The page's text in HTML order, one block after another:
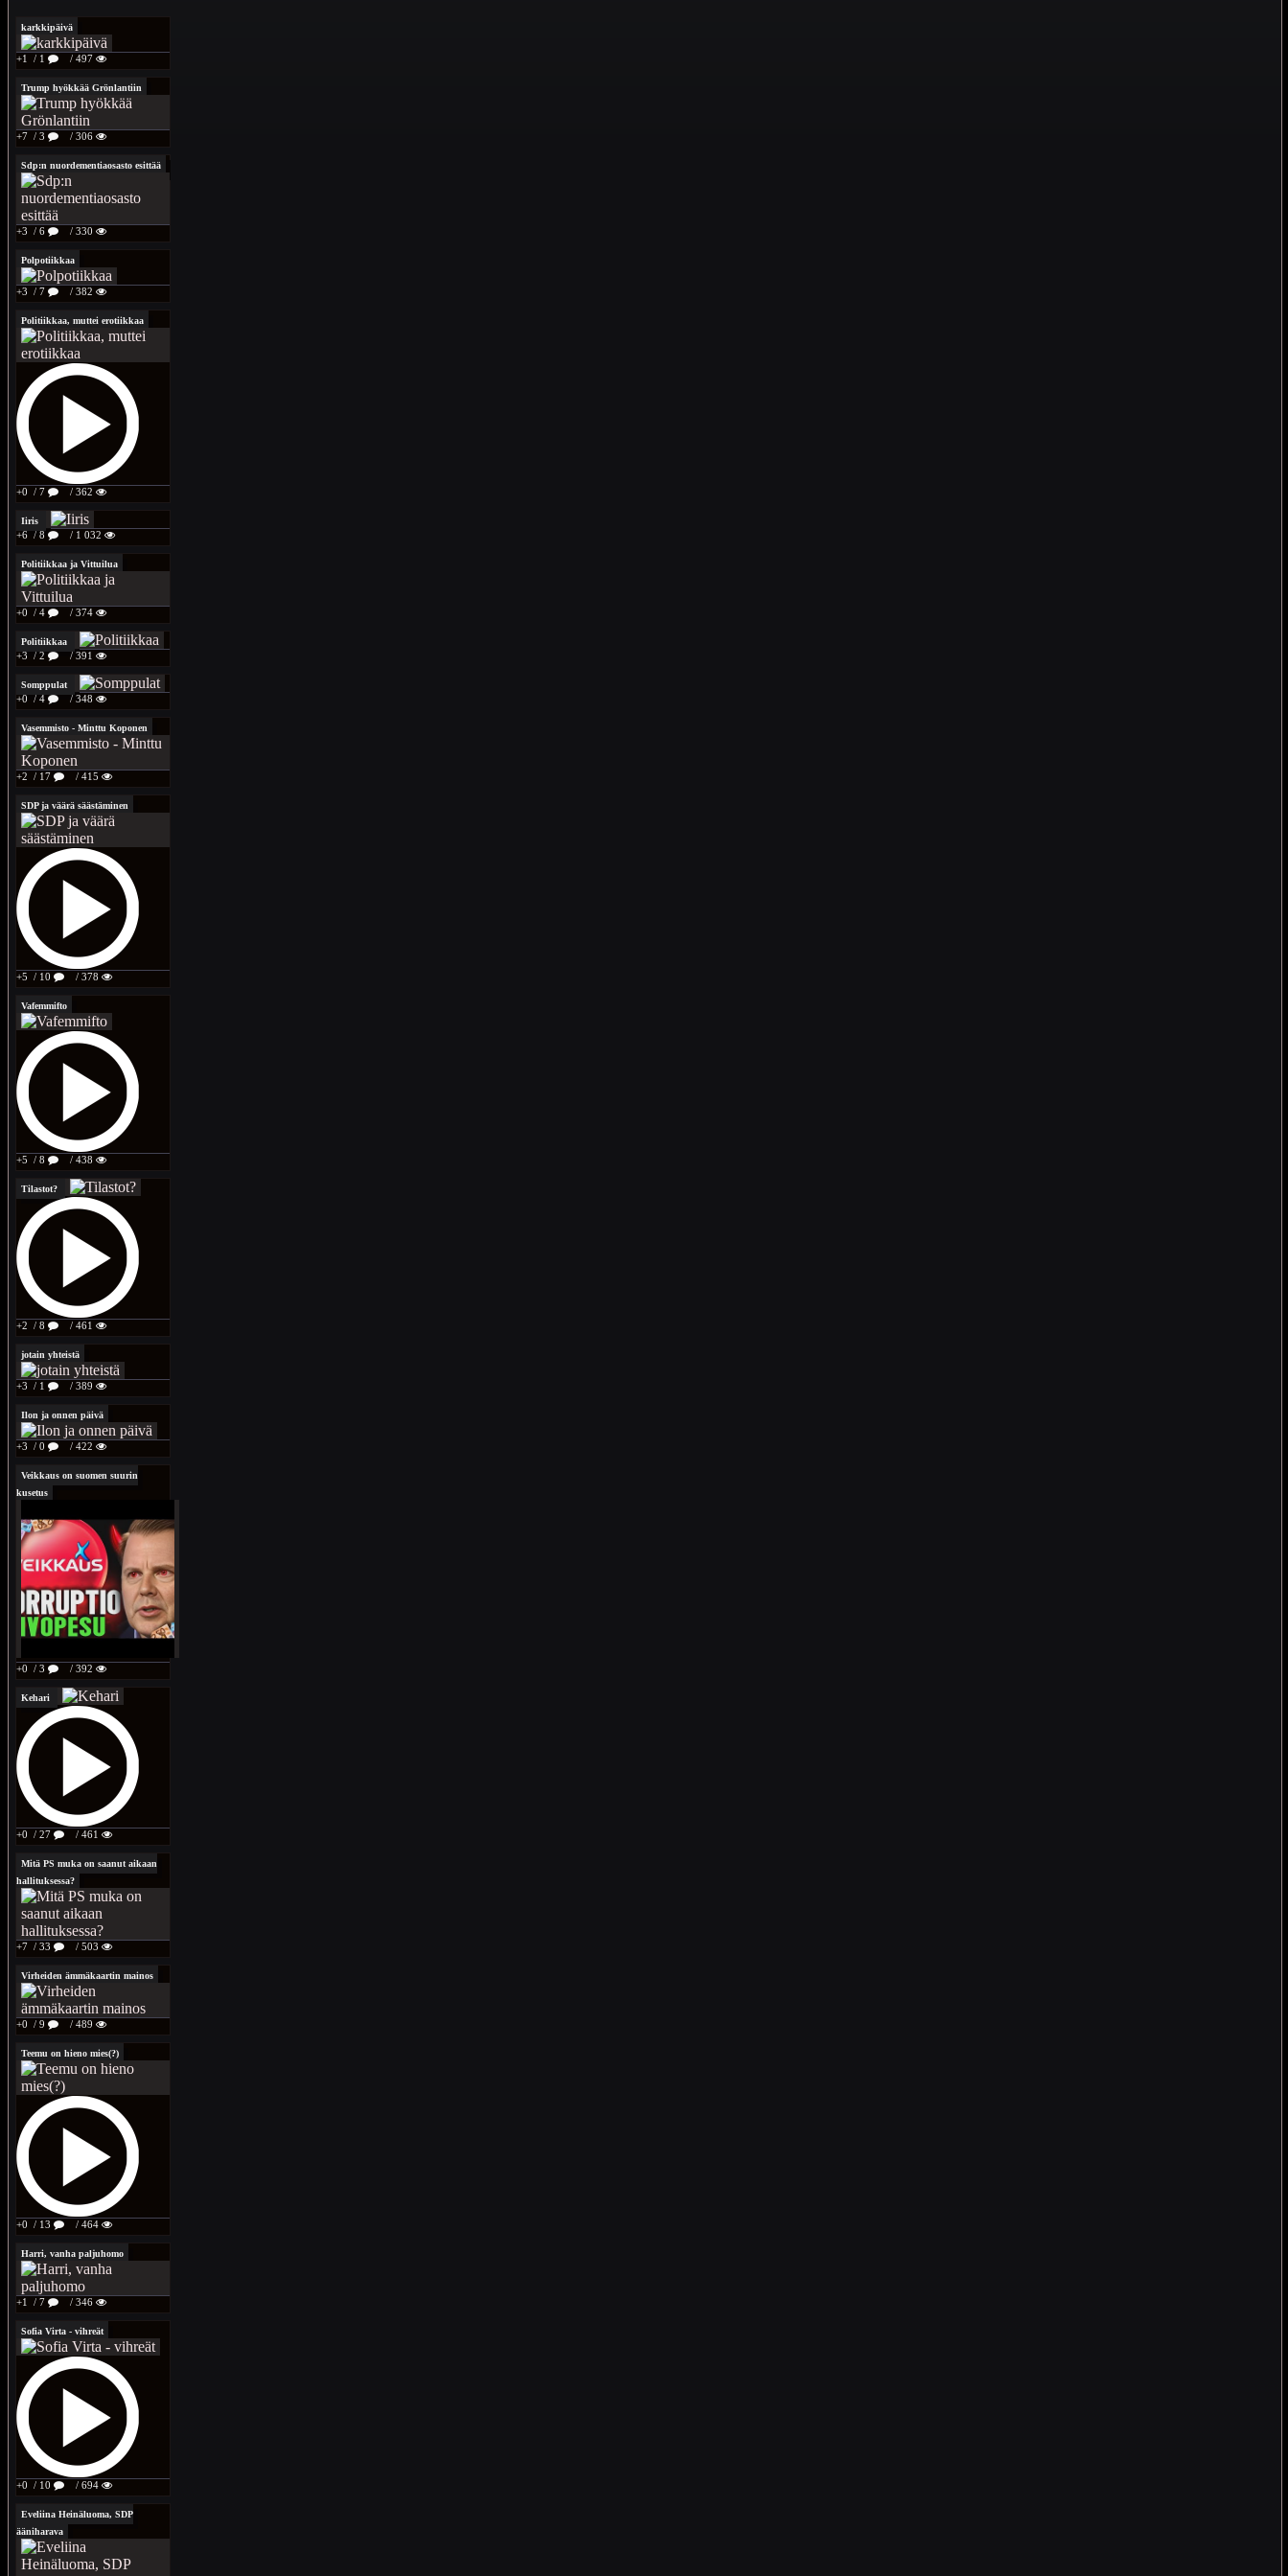
karkkipäivä
+1 / 1 / 497
Trump hyökkää Grönlantiin
+7 / 3 / 306
Sdp:n nuordementiaosasto esittää
+3 / 6 / 330
Polpotiikkaa
+3 / 7 / 382
Politiikkaa, muttei erotiikkaa
+0 / 7 / 362
Iiris
+6 / 8 / 1 032
Politiikkaa ja Vittuilua
+0 / 4 / 374
Politiikkaa
+3 / 2 / 391
Somppulat
+0 / 4 / 348
Vasemmisto - Minttu Koponen
+2 / 17 / 415
SDP ja väärä säästäminen
+5 / 10 / 378
Vafemmifto
+5 / 8 / 438
Tilastot?
+2 / 8 / 461
jotain yhteistä
+3 / 1 / 389
Ilon ja onnen päivä
+3 / 0 / 422
Veikkaus on suomen suurin
kusetus
+0 / 3 / 392
Kehari
+0 / 27 / 461
Mitä PS muka on saanut aikaan
hallituksessa?
+7 / 33 / 503
Virheiden ämmäkaartin mainos
+0 / 9 / 489
Teemu on hieno mies(?)
+0 / 13 / 464
Harri, vanha paljuhomo
+1 / 7 / 346
Sofia Virta - vihreät
+0 / 10 / 694
Eveliina Heinäluoma, SDP
ääniharava